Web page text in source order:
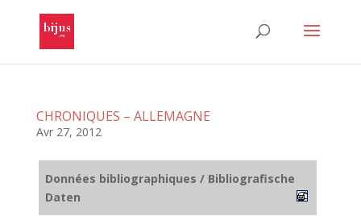
CHRONIQUES – ALLEMAGNE
Avr 27, 2012
Données bibliographiques / Bibliografische
Daten